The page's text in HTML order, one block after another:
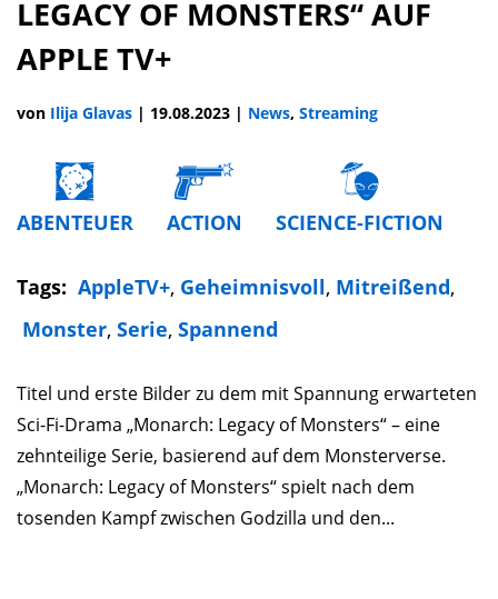
LEGACY OF MONSTERS“ AUF
APPLE TV+
von Ilija Glavas | 19.08.2023 | News, Streaming
ABENTEUER ACTION SCIENCE-FICTION
Tags: AppleTV+, Geheimnisvoll, Mitreißend,
Monster, Serie, Spannend
Titel und erste Bilder zu dem mit Spannung erwarteten
Sci-Fi-Drama „Monarch: Legacy of Monsters“ – eine
zehnteilige Serie, basierend auf dem Monsterverse.
„Monarch: Legacy of Monsters“ spielt nach dem
tosenden Kampf zwischen Godzilla und den...